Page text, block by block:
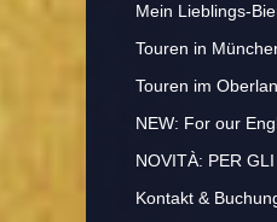
Mein Lieblings-
Touren in
Touren im
NEW: For our
NOVITÀ: PER
Kontakt &